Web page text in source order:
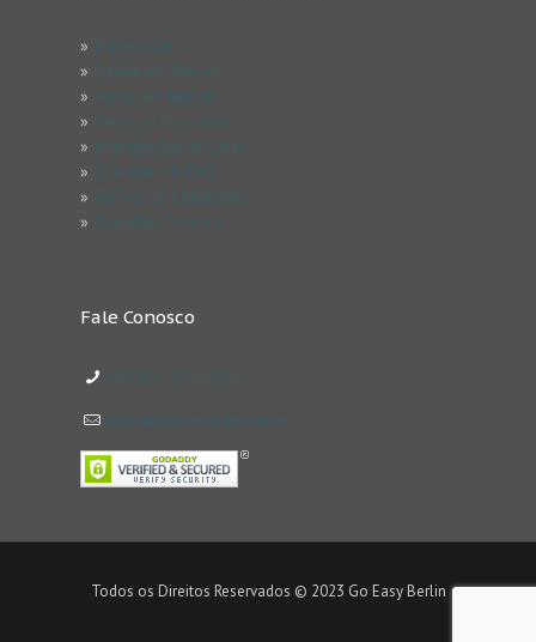
»
»
»
»
»
»
»
»
Fale Conosco
Todos os Direitos Reservados © 2023 Go Easy Berlin